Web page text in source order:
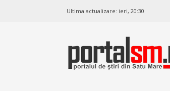
Ultima actualizare: ieri, 20:30